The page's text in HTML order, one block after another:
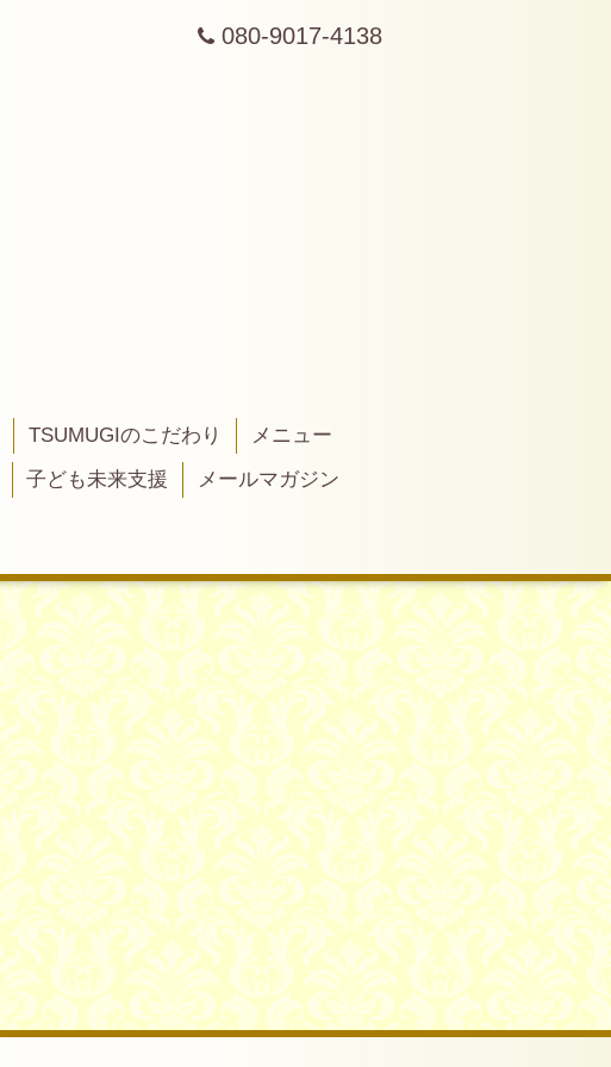
080-9017-4138
TSUMUGIのこだわり
メニュー
子ども未来支援
メールマガジン